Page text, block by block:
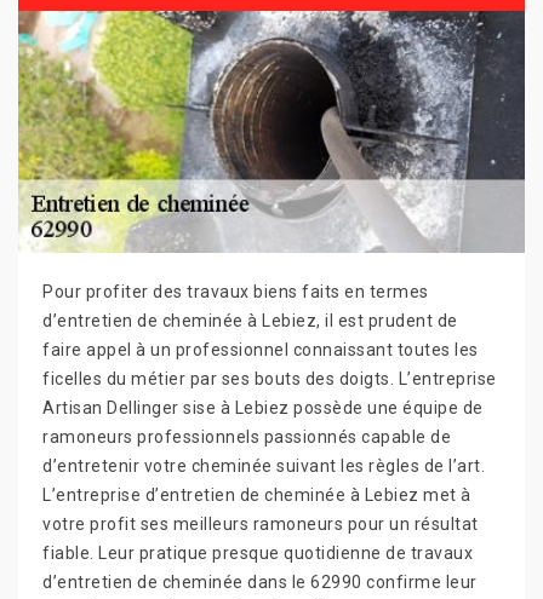
Pour profiter des travaux biens faits en termes
d’entretien de cheminée à Lebiez, il est prudent de
faire appel à un professionnel connaissant toutes les
ficelles du métier par ses bouts des doigts. L’entreprise
Artisan Dellinger sise à Lebiez possède une équipe de
ramoneurs professionnels passionnés capable de
d’entretenir votre cheminée suivant les règles de l’art.
L’entreprise d’entretien de cheminée à Lebiez met à
votre profit ses meilleurs ramoneurs pour un résultat
fiable. Leur pratique presque quotidienne de travaux
d’entretien de cheminée dans le 62990 confirme leur